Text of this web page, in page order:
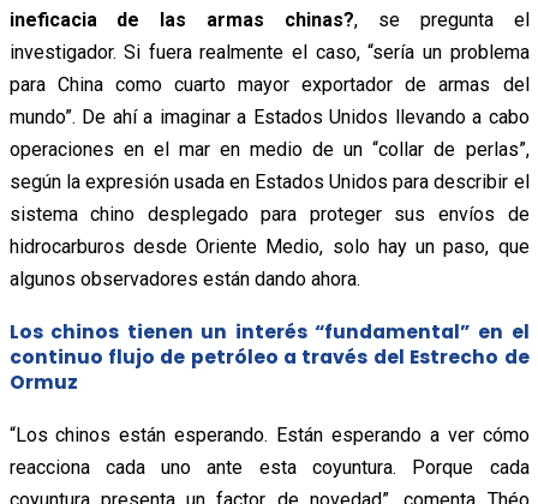
ineficacia de las armas chinas?, se pregunta el
investigador. Si fuera realmente el caso, “sería un problema
para China como cuarto mayor exportador de armas del
mundo”. De ahí a imaginar a Estados Unidos llevando a cabo
operaciones en el mar en medio de un “collar de perlas”,
según la expresión usada en Estados Unidos para describir el
sistema chino desplegado para proteger sus envíos de
hidrocarburos desde Oriente Medio, solo hay un paso, que
algunos observadores están dando ahora.
Los chinos tienen un interés “fundamental” en el
continuo flujo de petróleo a través del Estrecho de
Ormuz
“Los chinos están esperando. Están esperando a ver cómo
reacciona cada uno ante esta coyuntura. Porque cada
coyuntura presenta un factor de novedad”, comenta Théo